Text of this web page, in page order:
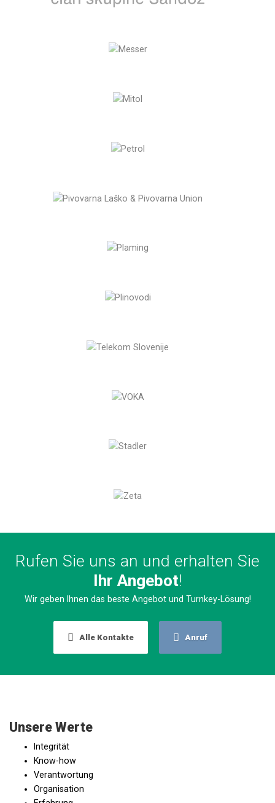
Rufen Sie uns an und erhalten Sie
Ihr Angebot!
Wir geben Ihnen das beste Angebot und Turnkey-Lösung!
Alle Kontakte Anruf
Unsere Werte
Integrität
Know-how
Verantwortung
Organisation